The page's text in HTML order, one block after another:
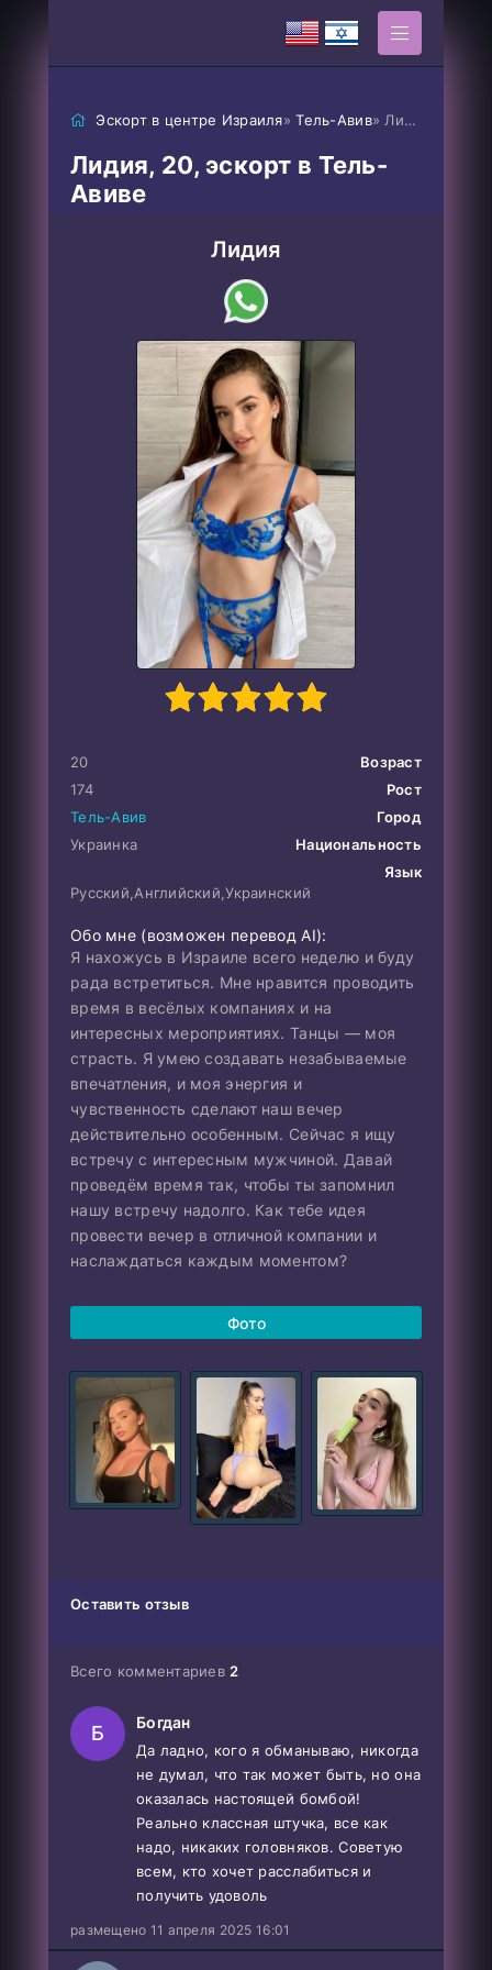
Эскорт в центре Израиля»Тель-Авив» Лидия
Лидия, 20, эскорт в Тель-
Авиве
Лидия
3 4 5
Возраст
20
Рост
174
Город
Тель-Авив
Национальность
Украинка
Язык
Русский,Английский,Украинский
Обо мне (возможен перевод AI):
Я нахожусь в Израиле всего неделю и буду
рада встретиться. Мне нравится проводить
время в весёлых компаниях и на
интересных мероприятиях. Танцы — моя
страсть. Я умею создавать незабываемые
впечатления, и моя энергия и
чувственность сделают наш вечер
действительно особенным. Сейчас я ищу
встречу с интересным мужчиной. Давай
проведём время так, чтобы ты запомнил
нашу встречу надолго. Как тебе идея
провести вечер в отличной компании и
наслаждаться каждым моментом?
Фото
Оставить отзыв
Всего комментариев 2
Б Богдан
Да ладно, кого я обманываю, никогда
не думал, что так может быть, но она
оказалась настоящей бомбой!
Реально классная штучка, все как
надо, никаких головняков. Советую
всем, кто хочет расслабиться и
получить удоволь
размещено 11 апреля 2025 16:01